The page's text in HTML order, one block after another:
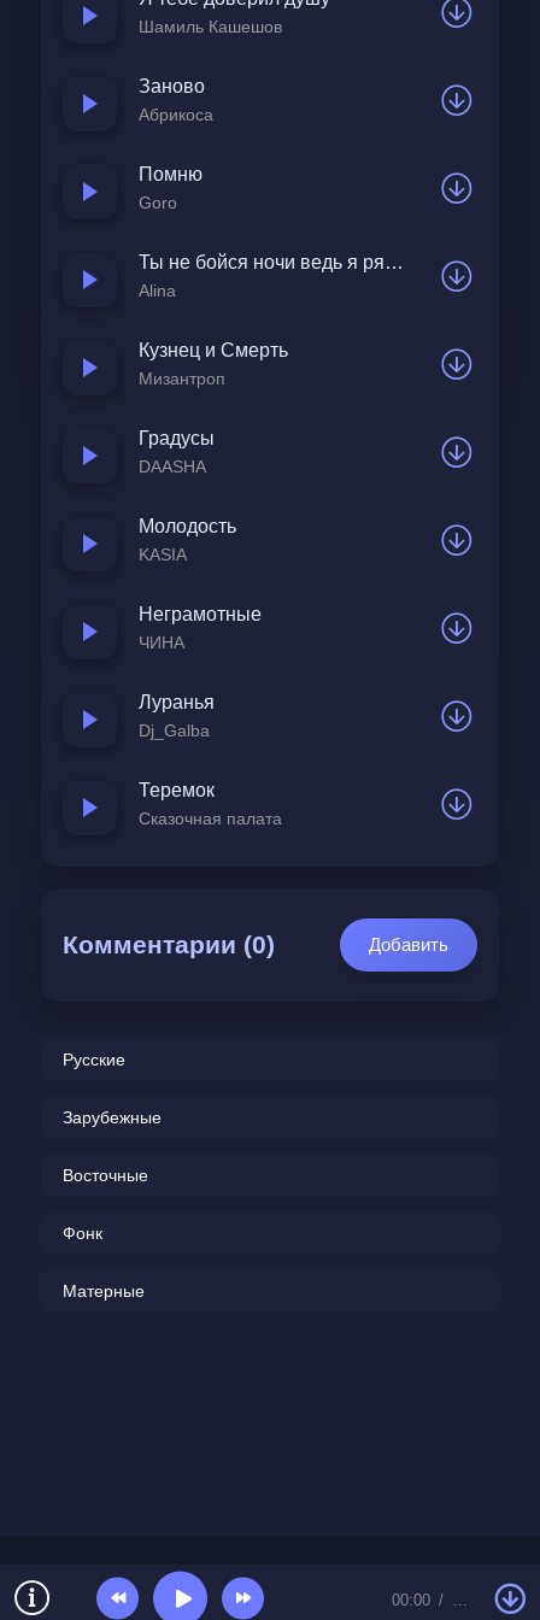
С нею я подросток
Она моря воздух
Шамиль Кашешов
Заново
Абрикоса
Помню
Goro
Ты не бойся ночи ведь я рядом
Alina
Кузнец и Смерть
Мизантроп
Градусы
DAASHA
Молодость
KASIA
Неграмотные
ЧИНА
Луранья
Dj_Galba
Теремок
Сказочная палата
Комментарии (0) Добавить
Русские
Зарубежные
Восточные
Фонк
Матерные
00:00